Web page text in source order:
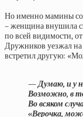
Но именно мамины
– женщина внушила
по всей видимости, от
Дружников уезжал на
встретил другую:
— Думаю, и у
Возможно, в
Во всяком
«Верочка,